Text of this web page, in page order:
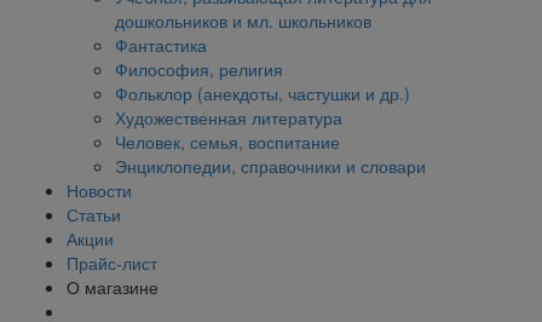
дошкольников и мл. школьников
Фантастика
Философия, религия
Фольклор (анекдоты, частушки и др.)
Художественная литература
Человек, семья, воспитание
Энциклопедии, справочники и словари
Новости
Статьи
Акции
Прайс-лист
О магазине